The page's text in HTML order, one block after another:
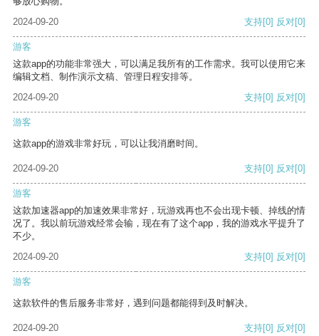
2024-09-20
支持[0] 反对[0]
游客
这款app的功能非常强大，可以满足我所有的工作需求。我可以使用它来
编辑文档、制作演示文稿、管理日程安排等。
2024-09-20
支持[0] 反对[0]
游客
这款app的游戏非常好玩，可以让我消磨时间。
2024-09-20 支持[0] 反对[0]
游客
这款加速器app的加速效果非常好，玩游戏再也不会出现卡顿、掉线的情
况了。我以前玩游戏经常会输，现在有了这个app，我的游戏水平提升了
不少。
2024-09-20
支持[0] 反对[0]
游客
这款软件的售后服务非常好，遇到问题都能得到及时解决。
2024-09-20 支持[0] 反对[0]